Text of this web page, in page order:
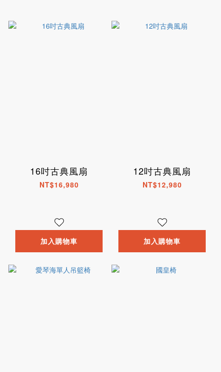
16吋古典風扇
NT$16,980
加入購物車
12吋古典風扇
NT$12,980
加入購物車